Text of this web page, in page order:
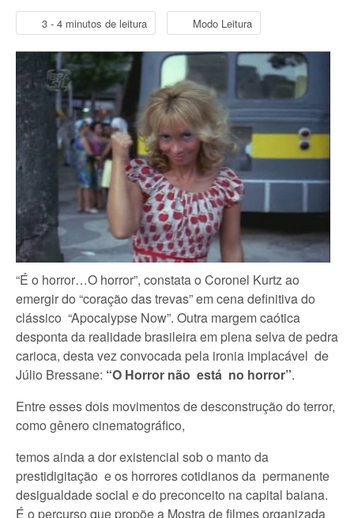
3 - 4 minutos de leitura Modo Leitura
“É o horror…O horror”, constata o Coronel Kurtz ao
emergir do “coração das trevas” em cena definitiva do
clássico “Apocalypse Now”. Outra margem caótica
desponta da realidade brasileira em plena selva de pedra
carioca, desta vez convocada pela ironia implacável de
Júlio Bressane: “O Horror não está no horror”.
Entre esses dois movimentos de desconstrução do terror,
como gênero cinematográfico,
temos ainda a dor existencial sob o manto da
prestidigitação e os horrores cotidianos da permanente
desigualdade social e do preconceito na capital baiana.
É o percurso que propõe a Mostra de filmes organizada